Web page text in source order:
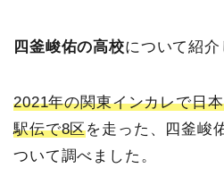
四釜峻佑の高校について紹介
2021年の関東インカレで日
駅伝で8区を走った、四釜峻
ついて調べました。